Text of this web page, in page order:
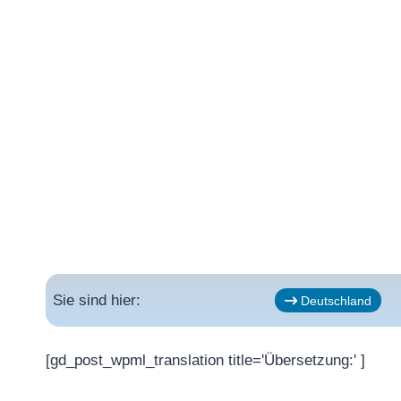
Sie sind hier: Deutschland
[gd_post_wpml_translation title='Übersetzung:' ]